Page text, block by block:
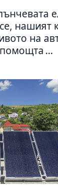
нашият
на
...